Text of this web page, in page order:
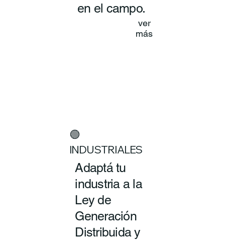
en el campo.
ver
más
🟢
INDUSTRIALES
Adaptá tu
industria a la
Ley de
Generación
Distribuida y